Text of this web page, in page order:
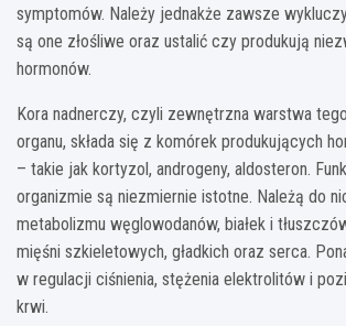
symptomów. Należy jednakże zawsze
są one złośliwe oraz ustalić czy produkują
hormonów.
Kora nadnerczy, czyli zewnętrzna warstwa
organu, składa się z komórek produkujących
– takie jak kortyzol, androgeny, aldosteron.
organizmie są niezmiernie istotne. Należą do
metabolizmu węglowodanów, białek i
mięśni szkieletowych, gładkich oraz serca.
w regulacji ciśnienia, stężenia elektrolitów i
krwi.